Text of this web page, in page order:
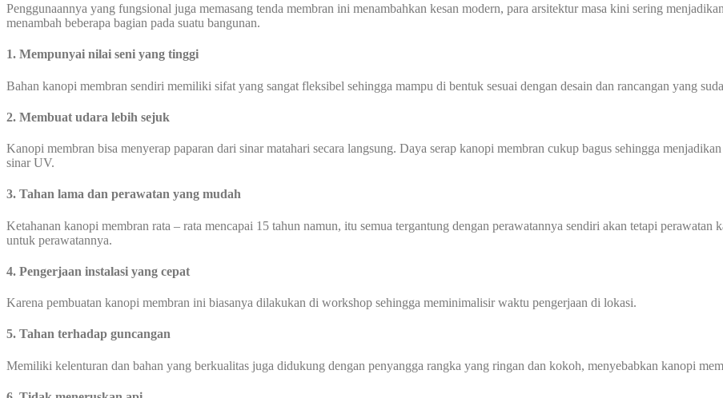
Penggunaannya yang fungsional juga memasang tenda membran ini menambahkan kesan modern, para arsitektur masa kini sering
menambah beberapa bagian pada suatu bangunan.
1. Mempunyai nilai seni yang tinggi
Bahan kanopi membran sendiri memiliki sifat yang sangat fleksibel sehingga mampu di bentuk sesuai dengan desain dan rancangan yang
2. Membuat udara lebih sejuk
Kanopi membran bisa menyerap paparan dari sinar matahari secara langsung. Daya serap kanopi membran cukup bagus sehingga
sinar UV.
3. Tahan lama dan perawatan yang mudah
Ketahanan kanopi membran rata – rata mencapai 15 tahun namun, itu semua tergantung dengan perawatannya sendiri akan tetapi
untuk perawatannya.
4. Pengerjaan instalasi yang cepat
Karena pembuatan kanopi membran ini biasanya dilakukan di workshop sehingga meminimalisir waktu pengerjaan di lokasi.
5. Tahan terhadap guncangan
Memiliki kelenturan dan bahan yang berkualitas juga didukung dengan penyangga rangka yang ringan dan kokoh, menyebabkan kanopi